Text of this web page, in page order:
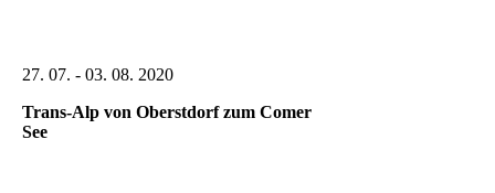
27. 07. - 03. 08. 2020
Trans-Alp von Oberstdorf zum Comer
See